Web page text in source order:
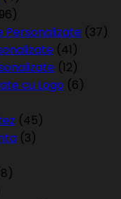
Personalizate (37)
(41)
(12)
cu Logo (6)
(45)
(3)